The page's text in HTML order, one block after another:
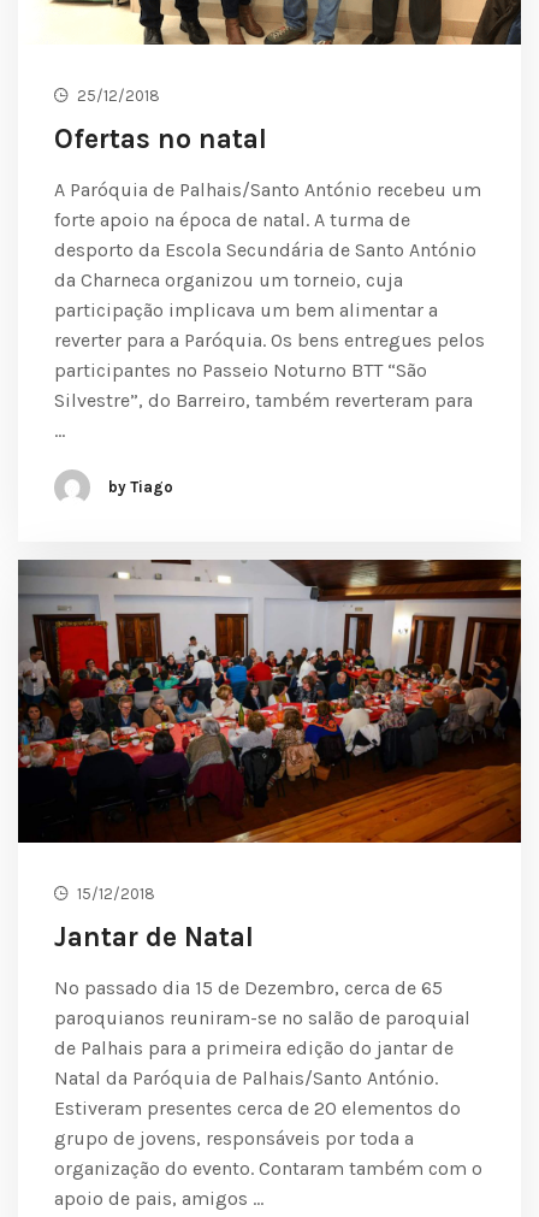
25/12/2018
Ofertas no natal
A Paróquia de Palhais/Santo António recebeu um
forte apoio na época de natal. A turma de
desporto da Escola Secundária de Santo António
da Charneca organizou um torneio, cuja
participação implicava um bem alimentar a
reverter para a Paróquia. Os bens entregues pelos
participantes no Passeio Noturno BTT “São
Silvestre”, do Barreiro, também reverteram para
…
by Tiago
15/12/2018
Jantar de Natal
No passado dia 15 de Dezembro, cerca de 65
paroquianos reuniram-se no salão de paroquial
de Palhais para a primeira edição do jantar de
Natal da Paróquia de Palhais/Santo António.
Estiveram presentes cerca de 20 elementos do
grupo de jovens, responsáveis por toda a
organização do evento. Contaram também com o
apoio de pais, amigos …